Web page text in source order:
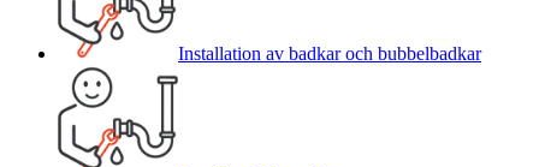
Installation av badkar och bubbelbadkar